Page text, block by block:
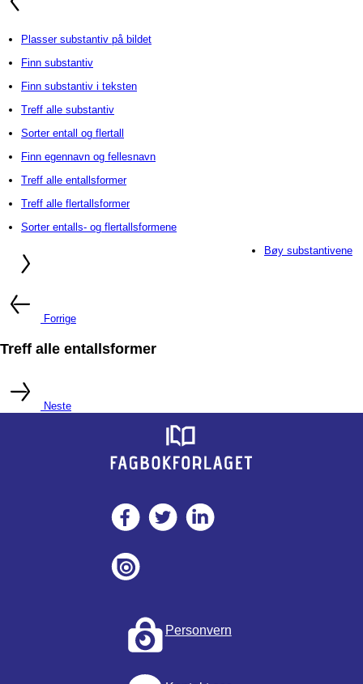
Plasser substantiv på bildet
Finn substantiv
Finn substantiv i teksten
Treff alle substantiv
Sorter entall og flertall
Finn egennavn og fellesnavn
Treff alle entallsformer
Treff alle flertallsformer
Sorter entalls- og flertallsformene
Bøy substantivene
Forrige
Treff alle entallsformer
Neste
Personvern